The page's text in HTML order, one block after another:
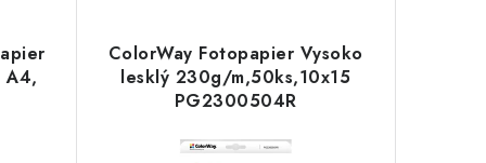
A4,
ColorWay Fotopapier Vysoko
lesklý 230g/m,50ks,10x15
PG2300504R